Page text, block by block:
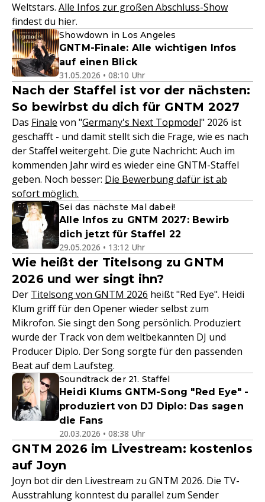
Weltstars. Alle Infos zur großen Abschluss-Show
findest du hier.
Showdown in Los Angeles
GNTM-Finale: Alle wichtigen Infos
auf einen Blick
31.05.2026 • 08:10 Uhr
Nach der Staffel ist vor der nächsten:
So bewirbst du dich für GNTM 2027
Das Finale von "Germany's Next Topmodel" 2026 ist
geschafft - und damit stellt sich die Frage, wie es nach
der Staffel weitergeht. Die gute Nachricht: Auch im
kommenden Jahr wird es wieder eine GNTM-Staffel
geben. Noch besser: Die Bewerbung dafür ist ab
sofort möglich.
Sei das nächste Mal dabei!
Alle Infos zu GNTM 2027: Bewirb
dich jetzt für Staffel 22
29.05.2026 • 13:12 Uhr
Wie heißt der Titelsong zu GNTM
2026 und wer singt ihn?
Der Titelsong von GNTM 2026 heißt "Red Eye". Heidi
Klum griff für den Opener wieder selbst zum
Mikrofon. Sie singt den Song persönlich. Produziert
wurde der Track von dem weltbekannten DJ und
Producer Diplo. Der Song sorgte für den passenden
Beat auf dem Laufsteg.
Soundtrack der 21. Staffel
Heidi Klums GNTM-Song "Red Eye" -
produziert von DJ Diplo: Das sagen
die Fans
20.03.2026 • 08:38 Uhr
GNTM 2026 im Livestream: kostenlos
auf Joyn
Joyn bot dir den Livestream zu GNTM 2026. Die TV-
Ausstrahlung konntest du parallel zum Sender